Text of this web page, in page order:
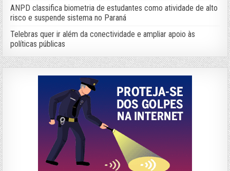
ANPD classifica biometria de estudantes como atividade de alto
risco e suspende sistema no Paraná
Telebras quer ir além da conectividade e ampliar apoio às
políticas públicas